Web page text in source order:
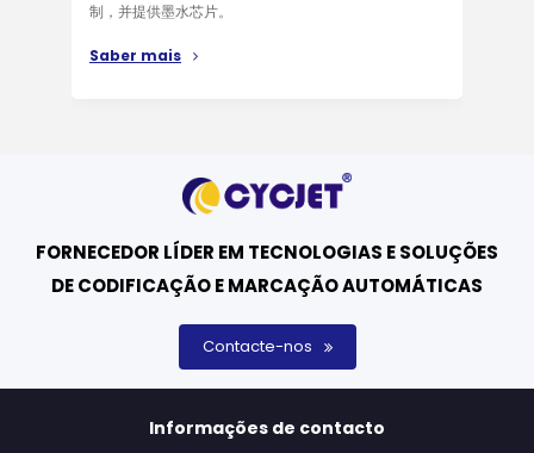
制，并提供墨水芯片。
Saber mais
FORNECEDOR LÍDER EM TECNOLOGIAS E SOLUÇÕES
DE CODIFICAÇÃO E MARCAÇÃO AUTOMÁTICAS
Contacte-nos
Informações de contacto